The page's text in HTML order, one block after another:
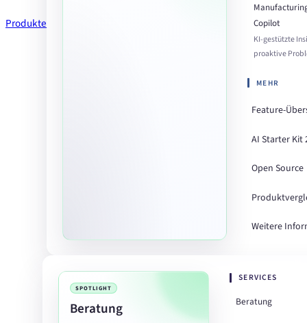
Produkte
Copilot
KI-gestützte
proaktive
MEHR
Feature-
AI Starter Kit
Open Source
Weitere
SPOTLIGHT
Beratung
SERVICES
Beratung